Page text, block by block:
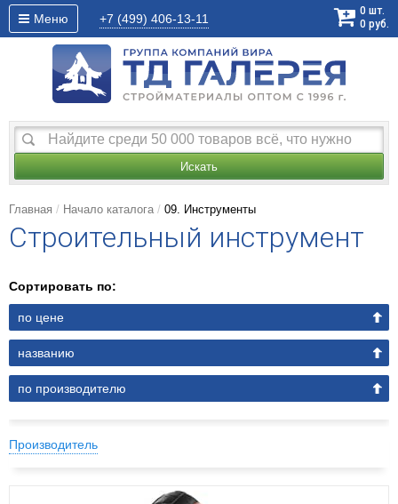
Меню +7 (499) 406-13-11
0 шт.
0 руб.
Искать
Главная Начало каталога 09. Инструменты
Строительный инструмент
Сортировать по:
по цене
названию
по производителю
Производитель